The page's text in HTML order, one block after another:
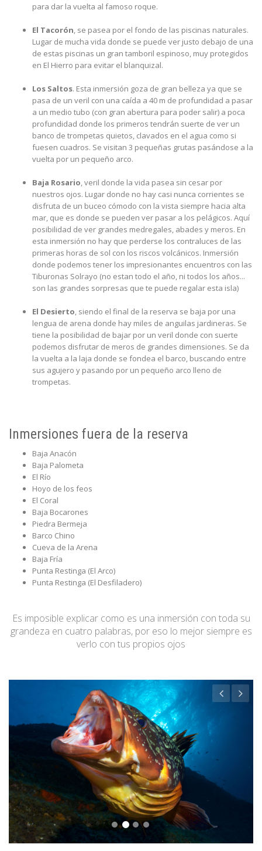
para dar la vuelta al famoso roque.
El Tacorón, se pasea por el fondo de las piscinas naturales.
Lugar de mucha vida donde se puede ver justo debajo de una
de estas piscinas un gran tamboril espinoso, muy protegidos
en El Hierro para evitar el blanquizal.
Los Saltos. Esta inmersión goza de gran belleza ya que se
pasa de un veril con una caída a 40 m de profundidad a pasar
a un medio tubo (con gran abertura para poder salir) a poca
profundidad donde los primeros tendrán suerte de ver un
banco de trompetas quietos, clavados en el agua como si
fuesen cuadros. Se visitan 3 pequeñas grutas pasándose a la
vuelta por un pequeño arco.
Baja Rosario, veril donde la vida pasea sin cesar por
nuestros ojos. Lugar donde no hay casi nunca corrientes se
disfruta de un buceo cómodo con la vista siempre hacia alta
mar, que es donde se pueden ver pasar a los pelágicos. Aquí
posibilidad de ver grandes medregales, abades y meros. En
esta inmersión no hay que perderse los contraluces de las
primeras horas de sol con los riscos volcánicos. Inmersión
donde podemos tener los impresionantes encuentros con las
Tiburonas Solrayo (no estan todo el año, ni todos los años...
son las grandes sorpresas que te puede regalar esta isla)
El Desierto, siendo el final de la reserva se baja por una
lengua de arena donde hay miles de anguilas jardineras. Se
tiene la posibilidad de bajar por un veril donde con suerte
podemos disfrutar de meros de grandes dimensiones. Se da
la vuelta a la laja donde se fondea el barco, buscando entre
sus agujero y pasando por un pequeño arco lleno de
trompetas.
Inmersiones fuera de la reserva
Baja Anacón
Baja Palometa
El Río
Hoyo de los feos
El Coral
Baja Bocarones
Piedra Bermeja
Barco Chino
Cueva de la Arena
Baja Fría
Punta Restinga (El Arco)
Punta Restinga (El Desfiladero)
Es imposible explicar como es una inmersión con toda su
grandeza en cuatro palabras, por eso lo mejor siempre es
verlo con tus propios ojos